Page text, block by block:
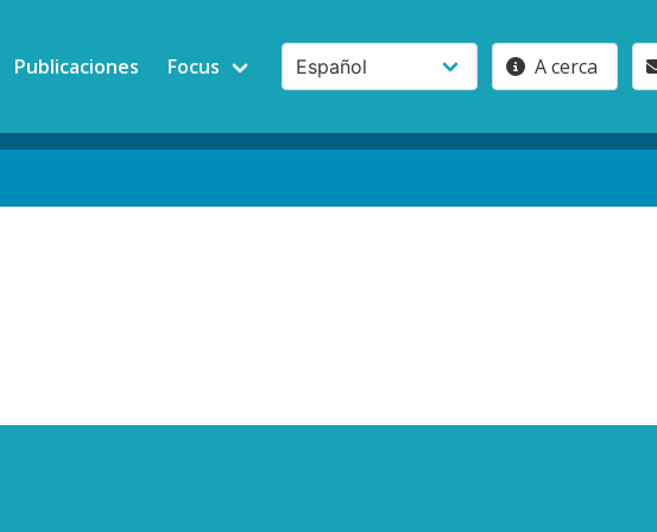
Publicaciones Focus A cerca